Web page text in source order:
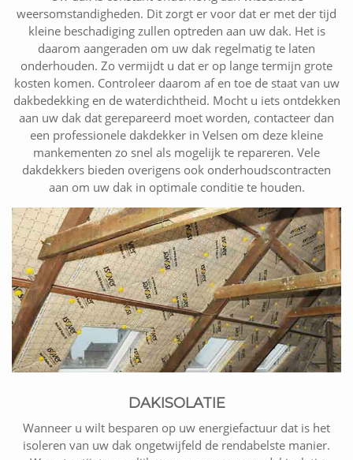
weersomstandigheden. Dit zorgt er voor dat er met der tijd
kleine beschadiging zullen optreden aan uw dak. Het is
daarom aangeraden om uw dak regelmatig te laten
onderhouden. Zo vermijdt u dat er op lange termijn grote
kosten komen. Controleer daarom af en toe de staat van uw
dakbedekking en de waterdichtheid. Mocht u iets ontdekken
aan uw dak dat gerepareerd moet worden, contacteer dan
een professionele dakdekker in Velsen om deze kleine
mankementen zo snel als mogelijk te repareren. Vele
dakdekkers bieden overigens ook onderhoudscontracten
aan om uw dak in optimale conditie te houden.
DAKISOLATIE
Wanneer u wilt besparen op uw energiefactuur dat is het
isoleren van uw dak ongetwijfeld de rendabelste manier.